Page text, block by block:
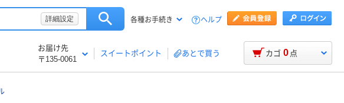
詳細設定 各種お手続き ヘルプ
お届け先
〒135-0061
スイートポイント あとで買う カゴ 0 点